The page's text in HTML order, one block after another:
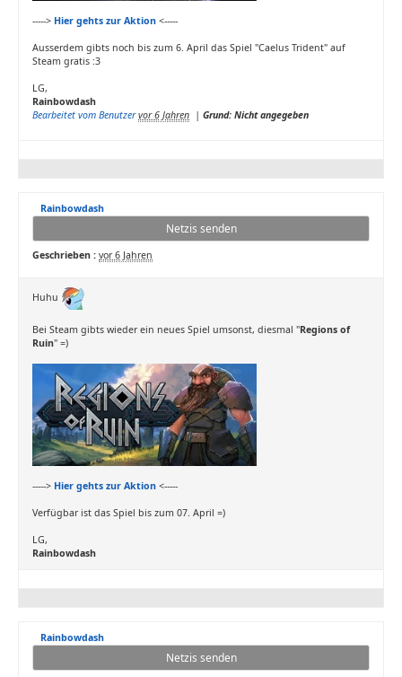
-----> Hier gehts zur Aktion <-----
Ausserdem gibts noch bis zum 6. April das Spiel "Caelus Trident" auf
Steam gratis :3
LG,
Rainbowdash
Bearbeitet vom Benutzer vor 6 Jahren | Grund: Nicht angegeben
Rainbowdash
Netzis senden
Geschrieben : vor 6 Jahren
Huhu
Bei Steam gibts wieder ein neues Spiel umsonst, diesmal "Regions of
Ruin" =)
-----> Hier gehts zur Aktion <-----
Verfügbar ist das Spiel bis zum 07. April =)
LG,
Rainbowdash
Rainbowdash
Netzis senden